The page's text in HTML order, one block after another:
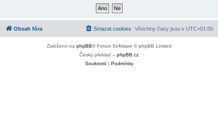
Obsah fóra Všechny časy jsou v UTC+01:00
Smazat cookies
Založeno na phpBB® Forum Software © phpBB Limited
Český překlad – phpBB.cz
Soukromí| Podmínky